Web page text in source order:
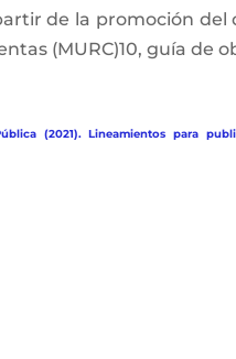
de la promoción
(MURC)10, guía de
(2021). Lineamientos para